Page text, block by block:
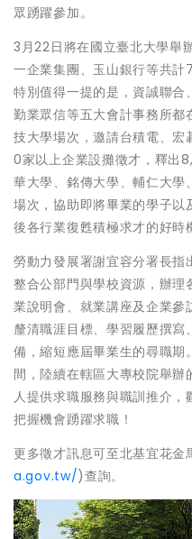
眾踴躍參加。
3月22日將在國立臺北大學舉
一企業集團、玉山銀行等共計
特別值得一提的是，資誠聯合
勤業眾信等五大會計事務所
技大學場次，邀請台積電、宏
0家以上企業設攤徵才，釋
華大學、銘傳大學、輔仁大
場次，協助即將畢業的學子
後各行業復甦積極求才的好時
勞動力發展署謝宜容分署長指
整合公部門與學校資源，辦
業說明會、就業講座及企業
釐清職涯目標、學習履歷撰
備，縮短應屆畢業生的尋職期
間，陸續在轄區大專校院舉
人提供求職服務與職訓推介
把握機會踴躍求職！
更多徵才訊息可至北基宜花
a.gov.tw/)查詢。